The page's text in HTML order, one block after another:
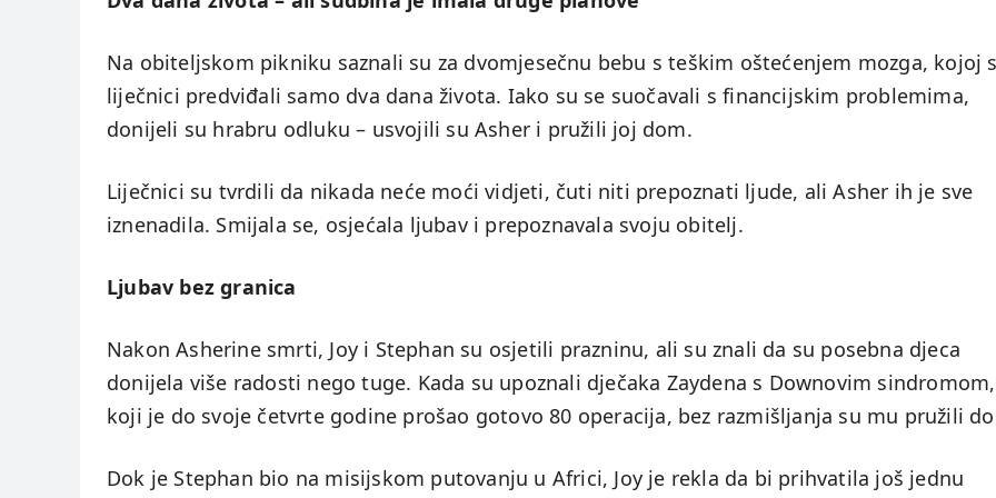
Na obiteljskom pikniku saznali su za dvomjesečnu bebu s teškim oštećenjem mozga, kojoj
liječnici predviđali samo dva dana života. Iako su se suočavali s financijskim problemima,
donijeli su hrabru odluku – usvojili su Asher i pružili joj dom.
Liječnici su tvrdili da nikada neće moći vidjeti, čuti niti prepoznati ljude, ali Asher ih je sve
iznenadila. Smijala se, osjećala ljubav i prepoznavala svoju obitelj.
Ljubav bez granica
Nakon Asherine smrti, Joy i Stephan su osjetili prazninu, ali su znali da su posebna djeca
donijela više radosti nego tuge. Kada su upoznali dječaka Zaydena s Downovim sindromom,
koji je do svoje četvrte godine prošao gotovo 80 operacija, bez razmišljanja su mu pružili
Dok je Stephan bio na misijskom putovanju u Africi, Joy je rekla da bi prihvatila još jednu